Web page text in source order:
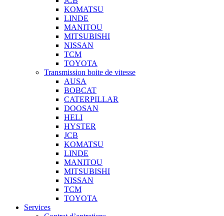
KOMATSU
LINDE
MANITOU
MITSUBISHI
NISSAN
TCM
TOYOTA
Transmission boite de vitesse
AUSA
BOBCAT
CATERPILLAR
DOOSAN
HELI
HYSTER
JCB
KOMATSU
LINDE
MANITOU
MITSUBISHI
NISSAN
TCM
TOYOTA
Services